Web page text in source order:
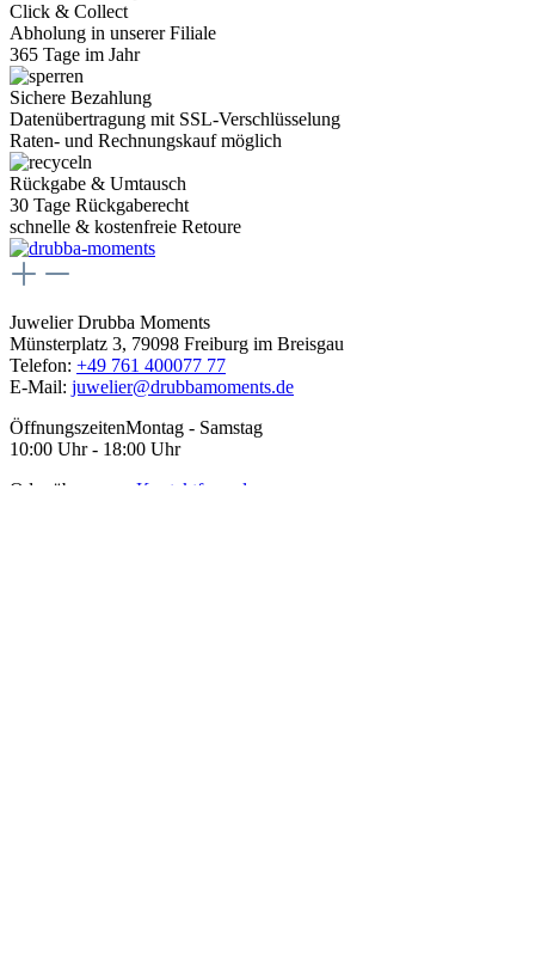
Click & Collect
Abholung in unserer Filiale
365 Tage im Jahr
Sichere Bezahlung
Datenübertragung mit SSL-Verschlüsselung
Raten- und Rechnungskauf möglich
Rückgabe & Umtausch
30 Tage Rückgaberecht
schnelle & kostenfreie Retoure
Juwelier Drubba Moments
Münsterplatz 3, 79098 Freiburg im Breisgau
Telefon: +49 761 400077 77
E-Mail: juwelier@drubbamoments.de
ÖffnungszeitenMontag - Samstag
10:00 Uhr - 18:00 Uhr
Oder über unser Kontaktformular